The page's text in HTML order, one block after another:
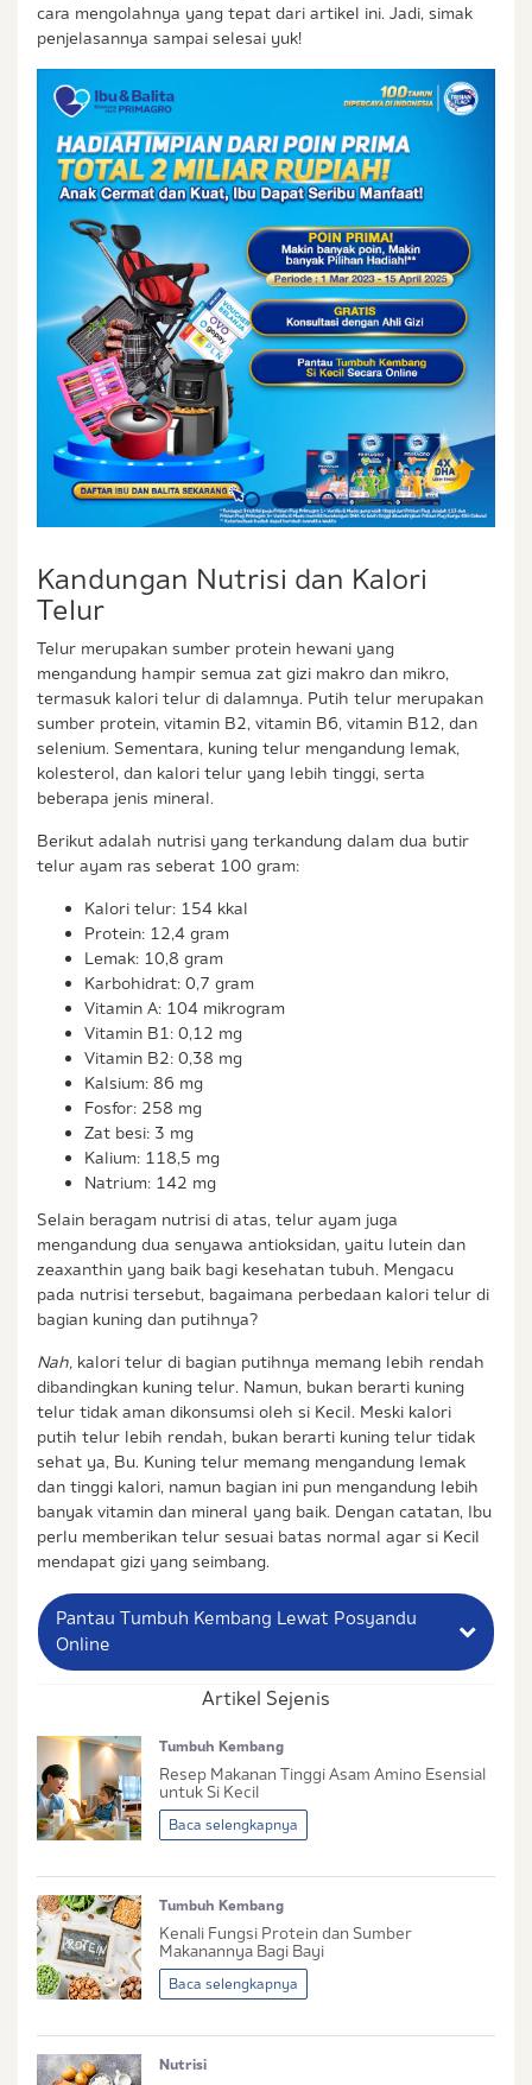
cara mengolahnya yang tepat dari artikel ini. Jadi, simak
penjelasannya sampai selesai yuk!
Kandungan Nutrisi dan Kalori
Telur
Telur merupakan sumber protein hewani yang
mengandung hampir semua zat gizi makro dan mikro,
termasuk kalori telur di dalamnya. Putih telur merupakan
sumber protein, vitamin B2, vitamin B6, vitamin B12, dan
selenium. Sementara, kuning telur mengandung lemak,
kolesterol, dan kalori telur yang lebih tinggi, serta
beberapa jenis mineral.
Berikut adalah nutrisi yang terkandung dalam dua butir
telur ayam ras seberat 100 gram:
Kalori telur: 154 kkal
Protein: 12,4 gram
Lemak: 10,8 gram
Karbohidrat: 0,7 gram
Vitamin A: 104 mikrogram
Vitamin B1: 0,12 mg
Vitamin B2: 0,38 mg
Kalsium: 86 mg
Fosfor: 258 mg
Zat besi: 3 mg
Kalium: 118,5 mg
Natrium: 142 mg
Selain beragam nutrisi di atas, telur ayam juga
mengandung dua senyawa antioksidan, yaitu lutein dan
zeaxanthin yang baik bagi kesehatan tubuh. Mengacu
pada nutrisi tersebut, bagaimana perbedaan kalori telur di
bagian kuning dan putihnya?
Nah, kalori telur di bagian putihnya memang lebih rendah
dibandingkan kuning telur. Namun, bukan berarti kuning
telur tidak aman dikonsumsi oleh si Kecil. Meski kalori
putih telur lebih rendah, bukan berarti kuning telur tidak
sehat ya, Bu. Kuning telur memang mengandung lemak
dan tinggi kalori, namun bagian ini pun mengandung lebih
banyak vitamin dan mineral yang baik. Dengan catatan, Ibu
perlu memberikan telur sesuai batas normal agar si Kecil
mendapat gizi yang seimbang.
Pantau Tumbuh Kembang Lewat Posyandu
Online
Nama Lengkap Ibu
No. Handphone (Whatsapp)
Buat Password
Tidak Hamil dan Memiliki Anak
Sedang Hamil
Sedang Hamil dan Memiliki Anak
kebijakan privasi
Artikel Sejenis
Tumbuh Kembang
Resep Makanan Tinggi Asam Amino Esensial
untuk Si Kecil
Baca selengkapnya
Tumbuh Kembang
Kenali Fungsi Protein dan Sumber
Makanannya Bagi Bayi
Baca selengkapnya
Nutrisi